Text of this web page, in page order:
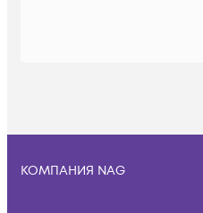
КОМПАНИЯ NAG